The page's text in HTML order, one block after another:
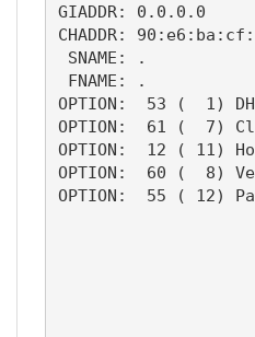
GIADDR: 0.0.0.0
CHADDR:
SNAME: .
FNAME: .
OPTION:  53 (  1)
OPTION:  61 (  7)
OPTION:  12 ( 11)
OPTION:  60 (  8)
OPTION:  55 ( 12)